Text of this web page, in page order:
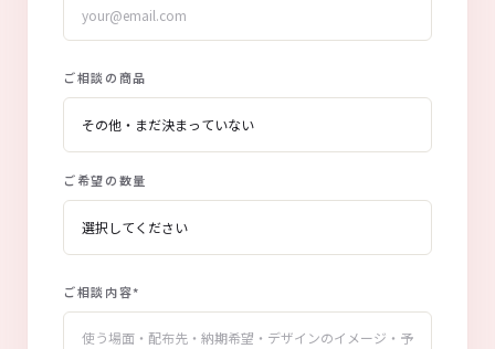
ご相談の商品
ご希望の数量
ご相談内容*